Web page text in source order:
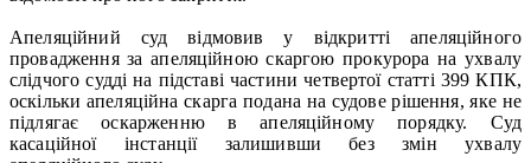
Апеляційний суд відмовив у відкритті апеляційного
провадження за апеляційною скаргою прокурора на ухвалу
слідчого судді на підставі частини четвертої статті 399 КПК,
оскільки апеляційна скарга подана на судове рішення, яке не
підлягає оскарженню в апеляційному порядку. Суд
касаційної інстанції залишивши без змін ухвалу